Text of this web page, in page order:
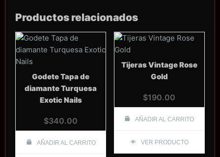
Productos relacionados
Godete Tapa de
diamante Turquesa
Exotic Nails
$340.00
AÑADIR AL CARRITO
Tijeras Vintage Rose
Gold
$190.00
AÑADIR AL CARRITO
VER PRODUCTO